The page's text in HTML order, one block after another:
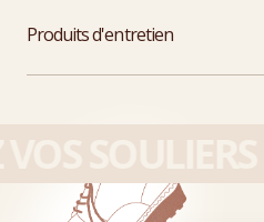
Produits d'entretien